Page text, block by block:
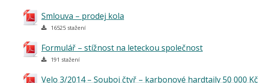
Smlouva – prodej kola
16525 stažení
Formulář – stížnost na leteckou společnost
191 stažení
Velo 3/2014 – Souboj čtyř – karbonové hardtaily 50 000 Kč